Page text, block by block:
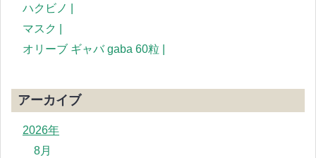
ハクビノ |
マスク |
オリーブ ギャバ gaba 60粒 |
アーカイブ
2026年
8月